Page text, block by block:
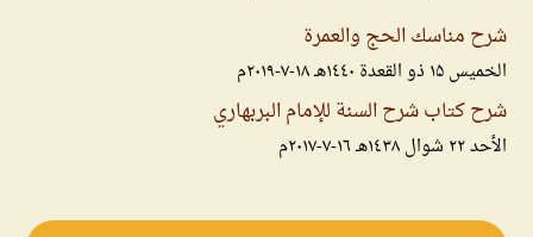
شرح مناسك الحج والعمرة
الخميس ۱۵ ذو القعدة ۱٤٤۰هـ ۱۸-۷-۲۰۱۹م
شرح كتاب شرح السنة للإمام البربهاري
الأحد ۲۲ شوال ۱٤۳۸هـ ۱٦-۷-۲۰۱۷م